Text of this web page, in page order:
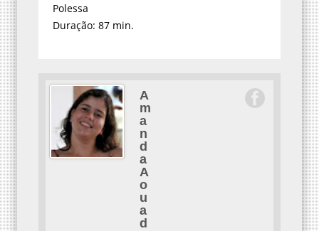
Polessa
Duração: 87 min.
A
m
a
n
d
a
A
o
u
a
d